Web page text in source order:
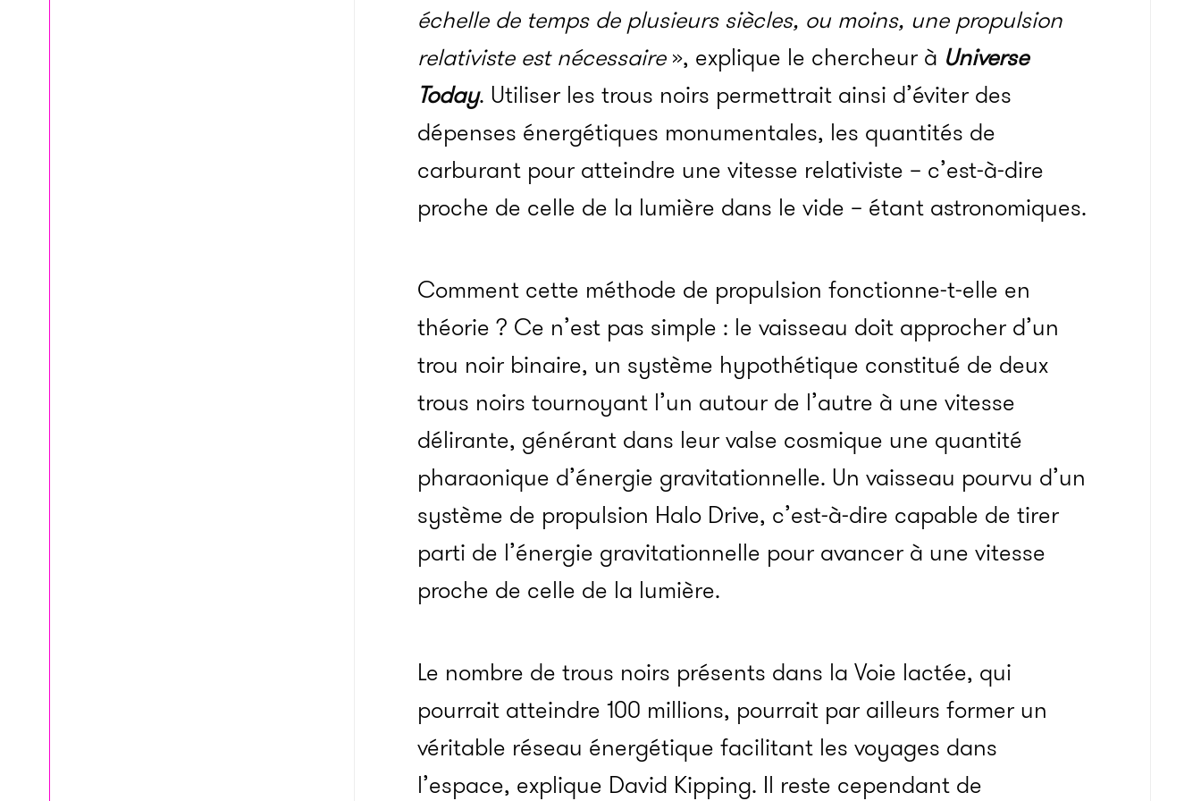
échelle de temps de plusieurs siècles, ou moins, une propulsion
relativiste est nécessaire», explique le chercheur à Universe
Today. Utiliser les trous noirs permettrait ainsi d’éviter des
dépenses énergétiques monumentales, les quantités de
carburant pour atteindre une vitesse relativiste – c’est-à-dire
proche de celle de la lumière dans le vide – étant astronomiques.
Comment cette méthode de propulsion fonctionne-t-elle en
théorie ? Ce n’est pas simple : le vaisseau doit approcher d’un
trou noir binaire, un système hypothétique constitué de deux
trous noirs tournoyant l’un autour de l’autre à une vitesse
délirante, générant dans leur valse cosmique une quantité
pharaonique d’énergie gravitationnelle. Un vaisseau pourvu d’un
système de propulsion Halo Drive, c’est-à-dire capable de tirer
parti de l’énergie gravitationnelle pour avancer à une vitesse
proche de celle de la lumière.
Le nombre de trous noirs présents dans la Voie lactée, qui
pourrait atteindre 100 millions, pourrait par ailleurs former un
véritable réseau énergétique facilitant les voyages dans
l’espace, explique David Kipping. Il reste cependant de